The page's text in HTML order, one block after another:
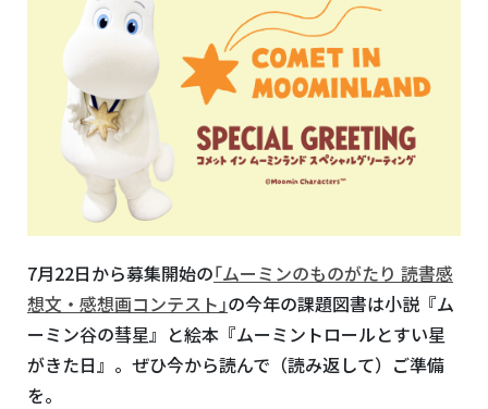
7月22日から募集開始の｢ムーミンのものがたり 読書感
想文・感想画コンテスト｣の今年の課題図書は小説『ム
ーミン谷の彗星』と絵本『ムーミントロールとすい星
がきた日』。ぜひ今から読んで（読み返して）ご準備
を。